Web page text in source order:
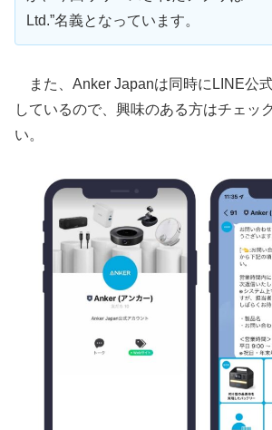
Ltd.”名義となっています。
また、Anker Japanは同時にLINE公
しているので、興味のある方はチェッ
い。